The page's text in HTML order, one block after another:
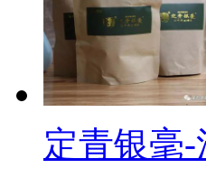
定青银毫